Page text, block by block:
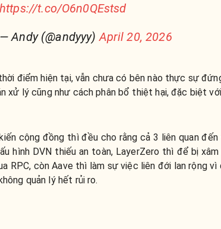
https://t.co/O6n0QEstsd
— Andy (@andyyy) April 20, 2026
điểm hiện tại, vẫn chưa có bên nào thực sự
xử lý cũng như cách phân bổ thiệt hại, đặc biệt
cộng đồng thì đều cho rằng cả 3 liên quan
hình DVN thiếu an toàn, LayerZero thì để bị
RPC, còn Aave thì làm sự việc liên đới lan rộng
quản lý hết rủi ro.